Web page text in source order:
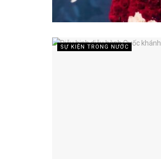
SỰ KIỆN TRONG NƯỚC